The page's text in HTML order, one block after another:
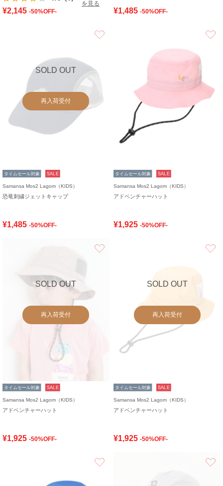
を見る
¥2,145 -50%OFF- ¥1,485 -50%OFF-
SOLD OUT
再入荷受付
タイムセール対象 SALE
Samansa Mos2 Lagom（KIDS）
恐竜刺繍ジェットキャップ
¥1,485 -50%OFF-
タイムセール対象 SALE
Samansa Mos2 Lagom（KIDS）
アドベンチャーハット
¥1,925 -50%OFF-
SOLD OUT
再入荷受付
タイムセール対象 SALE
Samansa Mos2 Lagom（KIDS）
アドベンチャーハット
¥1,925 -50%OFF-
SOLD OUT
再入荷受付
タイムセール対象 SALE
Samansa Mos2 Lagom（KIDS）
アドベンチャーハット
¥1,925 -50%OFF-